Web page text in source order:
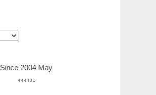
Since 2004 May